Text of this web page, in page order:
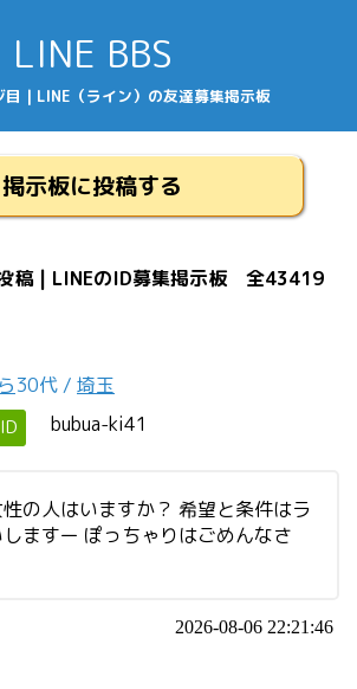
LINE BBS
目 | LINE（ライン）の友達募集掲示板
掲示板に投稿する
稿 | LINEのID募集掲示板 全43419
30代 / 埼玉
ID bubua-ki41
の人はいますか？ 希望と条件はラ
ますー ぽっちゃりはごめんなさ
2026-08-06 22:21:46